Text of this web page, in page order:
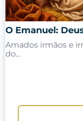
O Emanuel:
Amados irmãos e
do...